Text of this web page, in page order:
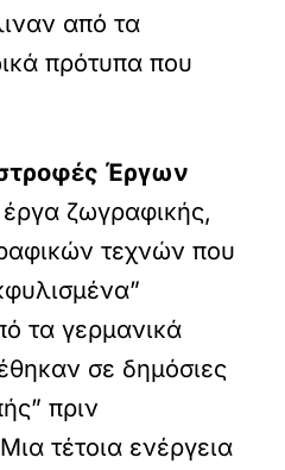
από τα
πρότυπα που
Έργων
ζωγραφικής,
τεχνών που
τα γερμανικά
σε δημόσιες
πριν
τέτοια ενέργεια